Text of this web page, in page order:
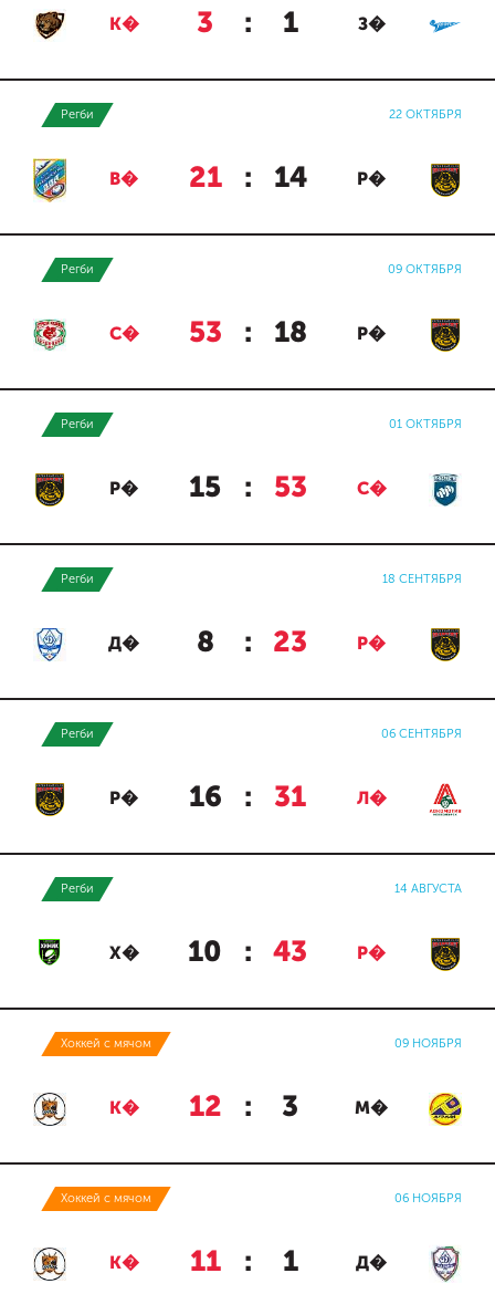
К� 3 : 1 З�
Регби 22 ОКТЯБРЯ
В� 21 : 14 Р�
Регби 09 ОКТЯБРЯ
С� 53 : 18 Р�
Регби 01 ОКТЯБРЯ
Р� 15 : 53 С�
Регби 18 СЕНТЯБРЯ
Д� 8 : 23 Р�
Регби 06 СЕНТЯБРЯ
Р� 16 : 31 Л�
Регби 14 АВГУСТА
Х� 10 : 43 Р�
Хоккей с мячом 09 НОЯБРЯ
К� 12 : 3 М�
Хоккей с мячом 06 НОЯБРЯ
К� 11 : 1 Д�